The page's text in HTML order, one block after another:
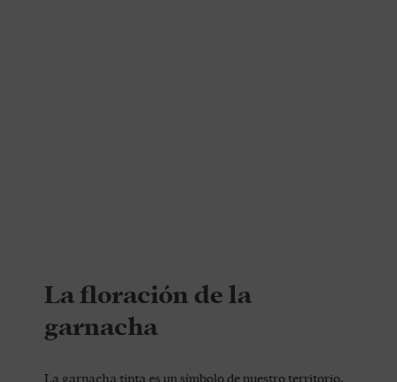
La floración de la
garnacha
La garnacha tinta es un símbolo de nuestro territorio,